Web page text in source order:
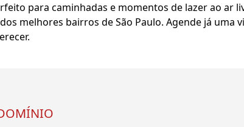
para caminhadas e momentos de lazer ao ar
melhores bairros de São Paulo. Agende já uma